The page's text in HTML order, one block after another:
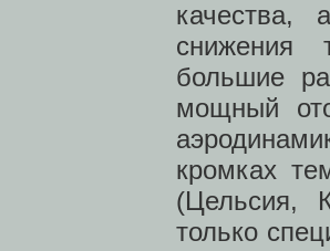
качества,
снижения
большие
мощный
кромках
(Цельсия,
только